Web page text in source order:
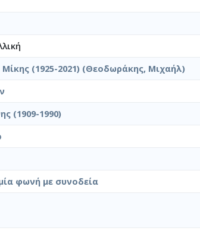
(1925-2021) (Θεοδωράκης, Μιχαήλ)
(1909-1990)
φωνή με συνοδεία